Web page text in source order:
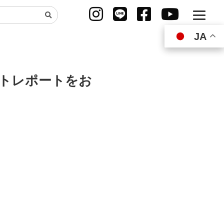
JA
JA
レポートをお